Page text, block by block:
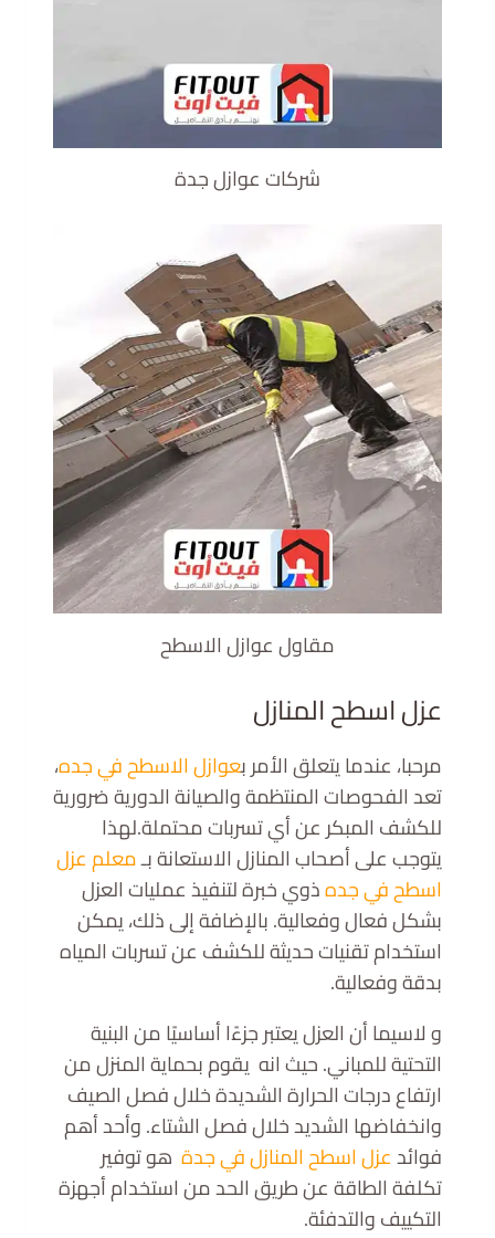
شركات عوازل جدة
مقاول عوازل الاسطح
عزل اسطح المنازل
مرحبا، عندما يتعلق الأمر بعوازل الاسطح في جده،
تعد الفحوصات المنتظمة والصيانة الدورية ضرورية
للكشف المبكر عن أي تسربات محتملة.لهذا
يتوجب على أصحاب المنازل الاستعانة بـمعلم عزل
اسطح في جدهذوي خبرة لتنفيذ عمليات العزل
بشكل فعال وفعالية. بالإضافة إلى ذلك، يمكن
استخدام تقنيات حديثة للكشف عن تسربات المياه
بدقة وفعالية.
و لاسيما أن العزل يعتبر جزءًا أساسيًا من البنية
التحتية للمباني. حيث انه يقوم بحماية المنزل من
ارتفاع درجات الحرارة الشديدة خلال فصل الصيف
وانخفاضها الشديد خلال فصل الشتاء. وأحد أهم
فوائدعزل اسطح المنازل في جدة هو توفير
تكلفة الطاقة عن طريق الحد من استخدام أجهزة
التكييف والتدفئة.